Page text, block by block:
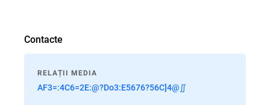
Contacte
RELAȚII MEDIA
AF3=:4C6=2E:@?Do3:E5676?56C]4@∬